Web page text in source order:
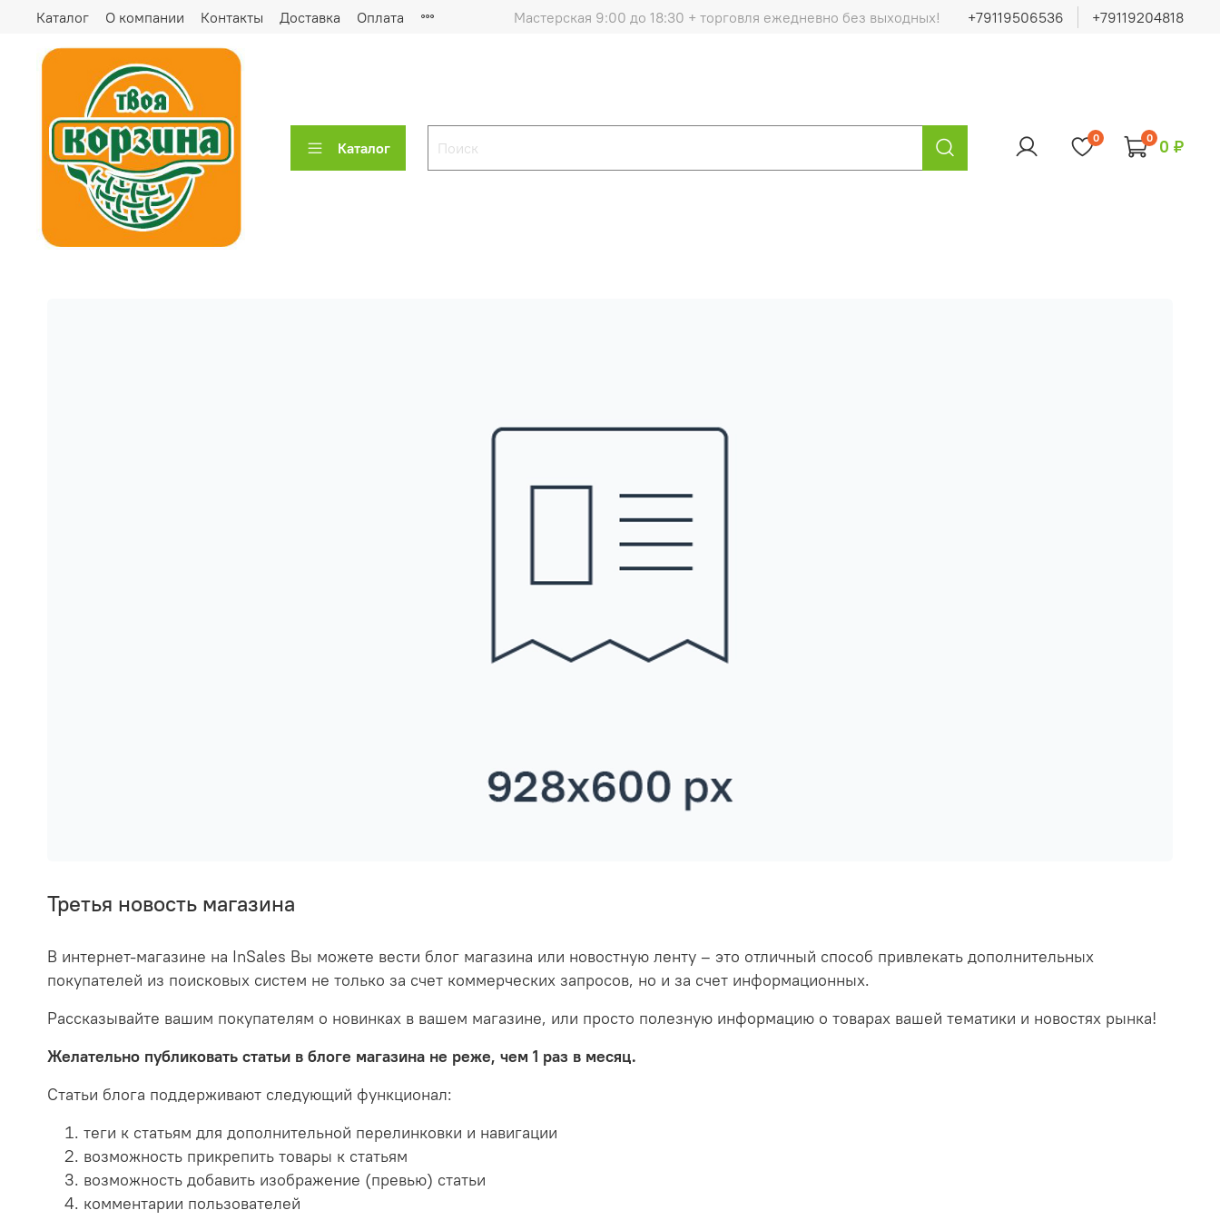
Каталог О компании Контакты Доставка Оплата Мастерская 9:00 до 18:30 + торговля ежедневно без выходных! +79119506536 +79119204818
Каталог
0 0 0 ₽
Третья новость магазина
В интернет-магазине на InSales Вы можете вести блог магазина или новостную ленту – это отличный способ привлекать дополнительных
покупателей из поисковых систем не только за счет коммерческих запросов, но и за счет информационных.
Рассказывайте вашим покупателям о новинках в вашем магазине, или просто полезную информацию о товарах вашей тематики и новостях рынка!
Желательно публиковать статьи в блоге магазина не реже, чем 1 раз в месяц.
Статьи блога поддерживают следующий функционал:
теги к статьям для дополнительной перелинковки и навигации
возможность прикрепить товары к статьям
возможность добавить изображение (превью) статьи
комментарии пользователей